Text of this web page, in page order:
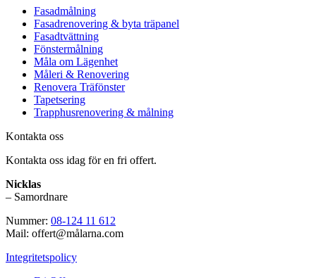
Fasadmålning
Fasadrenovering & byta träpanel
Fasadtvättning
Fönstermålning
Måla om Lägenhet
Måleri & Renovering
Renovera Träfönster
Tapetsering
Trapphusrenovering & målning
Kontakta oss
Kontakta oss idag för en fri offert.
Nicklas
– Samordnare
Nummer: 08-124 11 612
Mail: offert@målarna.com
Integritetspolicy